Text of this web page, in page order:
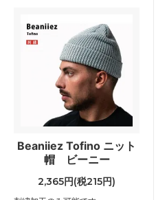
Beaniiez Tofino ニット
帽 ビーニー
2,365円(税215円)